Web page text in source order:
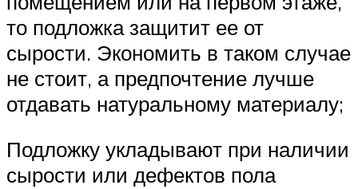
то подложка защитит ее от
сырости. Экономить в таком случае
не стоит, а предпочтение лучше
отдавать натуральному материалу;
Подложку укладывают при наличии
сырости или дефектов пола